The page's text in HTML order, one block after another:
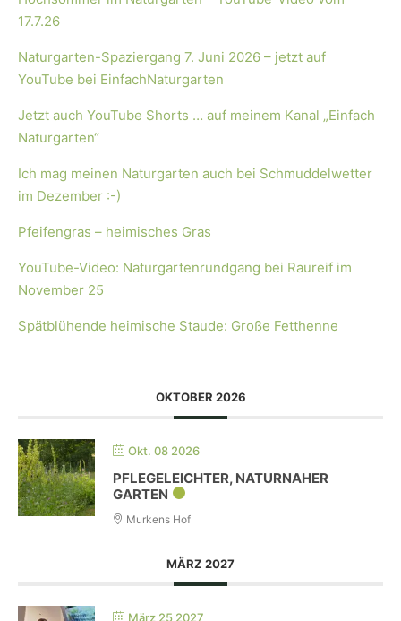
17.7.26
Naturgarten-Spaziergang 7. Juni 2026 – jetzt auf
YouTube bei EinfachNaturgarten
Jetzt auch YouTube Shorts … auf meinem Kanal „Einfach
Naturgarten“
Ich mag meinen Naturgarten auch bei Schmuddelwetter
im Dezember :-)
Pfeifengras – heimisches Gras
YouTube-Video: Naturgartenrundgang bei Raureif im
November 25
Spätblühende heimische Staude: Große Fetthenne
OKTOBER 2026
Okt. 08 2026
PFLEGELEICHTER, NATURNAHER
GARTEN
Murkens Hof
MÄRZ 2027
März 25 2027